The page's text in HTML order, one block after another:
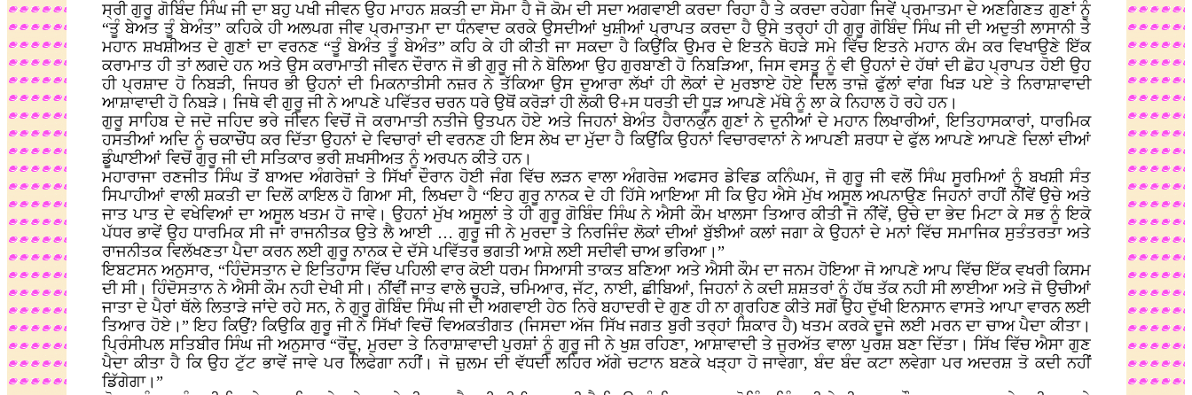
ਸ੍ਰੀ ਗੁਰੂ ਗੋਬਿੰਦ ਸਿੰਘ ਜੀ ਦਾ ਬਹੁ ਪਖੀ ਜੀਵਨ ਉਹ ਮਾਹਨ ਸ਼ਕਤੀ ਦਾ ਸੋਮਾ ਹੈ ਜੋ ਕੋਮ ਦੀ ਸਦਾ ਅਗਵਾਈ ਕਰਦਾ ਰਿਹਾ ਹੈ ਤੇ ਕਰਦਾ ਰਹੇਗਾ ਜਿਵੇਂ ਪ੍ਰਮਾਤਮਾ ਦੇ ਅਣਗਿਣਤ ਗੁਣਾਂ ਨੂੰ
“ਤੂੰ ਬੇਅਤ ਤੂੰ ਬੇਅੰਤ” ਕਹਿਕੇ ਹੀ ਅਲਪਗ ਜੀਵ ਪ੍ਰਮਾਤਮਾ ਦਾ ਧੰਨਵਾਦ ਕਰਕੇ ਉਸਦੀਆਂ ਖੁਸ਼ੀਆਂ ਪ੍ਰਾਪਤ ਕਰਦਾ ਹੈ ਉਸੇ ਤਰ੍ਹਾਂ ਹੀ ਗੁਰੂ ਗੋਬਿੰਦ ਸਿੰਘ ਜੀ ਦੀ ਅਦੁਤੀ ਲਾਸਾਨੀ ਤੇ
ਮਹਾਨ ਸ਼ਖਸ਼ੀਅਤ ਦੇ ਗੁਣਾਂ ਦਾ ਵਰਨਣ “ਤੂੰ ਬੇਅੰਤ ਤੂੰ ਬੇਅੰਤ” ਕਹਿ ਕੇ ਹੀ ਕੀਤੀ ਜਾ ਸਕਦਾ ਹੈ ਕਿਉਂਕਿ ਉਮਰ ਦੇ ਇਤਨੇ ਥੋਹੜੇ ਸਮੇ ਵਿੱਚ ਇਤਨੇ ਮਹਾਨ ਕੰਮ ਕਰ ਵਿਖਾਉਣੇ ਇੱਕ
ਕਰਾਮਾਤ ਹੀ ਤਾਂ ਲਗਦੇ ਹਨ ਅਤੇ ਉਸ ਕਰਾਮਾਤੀ ਜੀਵਨ ਦੌਰਾਨ ਜੋ ਭੀ ਗੁਰੂ ਜੀ ਨੇ ਬੋਲਿਆ ਉਹ ਗੁਰਬਾਣੀ ਹੋ ਨਿਬੜਿਆ, ਜਿਸ ਵਸਤੂ ਨੂੰ ਵੀ ਉਹਨਾਂ ਦੇ ਹੱਥਾਂ ਦੀ ਛੋਹ ਪ੍ਰਾਪਤ ਹੋਈ ਉਹ
ਹੀ ਪ੍ਰਸ਼ਾਦ ਹੋ ਨਿਬੜੀ, ਜਿਧਰ ਭੀ ਉਹਨਾਂ ਦੀ ਮਿਕਨਾਤੀਸੀ ਨਜ਼ਰ ਨੇ ਤੱਕਿਆ ਉਸ ਦੁਆਰਾ ਲੱਖਾਂ ਹੀ ਲੋਕਾਂ ਦੇ ਮੁਰਝਾਏ ਹੋਏ ਦਿਲ ਤਾਜ਼ੇ ਫੁੱਲਾਂ ਵਾਂਗ ਖਿੜ ਪਏ ਤੇ ਨਿਰਾਸ਼ਾਵਾਦੀ
ਆਸ਼ਾਵਾਦੀ ਹੋ ਨਿਬੜੇ। ਜਿਥੇ ਵੀ ਗੁਰੂ ਜੀ ਨੇ ਆਪਣੇ ਪਵਿੱਤਰ ਚਰਨ ਧਰੇ ਉਥੋਂ ਕਰੋੜਾਂ ਹੀ ਲੋਕੀ ੳ+ਸ ਧਰਤੀ ਦੀ ਧੂੜ ਆਪਣੇ ਮੱਥੇ ਨੂੰ ਲਾ ਕੇ ਨਿਹਾਲ ਹੋ ਰਹੇ ਹਨ।
ਗੁਰੂ ਸਾਹਿਬ ਦੇ ਜਦੋ ਜਹਿਦ ਭਰੇ ਜੀਵਨ ਵਿਚੋਂ ਜੋ ਕਰਾਮਾਤੀ ਨਤੀਜੇ ਉਤਪਨ ਹੋਏ ਅਤੇ ਜਿਹਨਾਂ ਬੇਅੰਤ ਹੈਰਾਨਕੁੰਨ ਗੁਣਾਂ ਨੇ ਦੁਨੀਆਂ ਦੇ ਮਹਾਨ ਲਿਖਾਰੀਆਂ, ਇਤਿਹਾਸਕਾਰਾਂ, ਧਾਰਮਿਕ
ਹਸਤੀਆਂ ਅਦਿ ਨੂੰ ਚਕਾਚੌਂਧ ਕਰ ਦਿੱਤਾ ਉਹਨਾਂ ਦੇ ਵਿਚਾਰਾਂ ਦੀ ਵਰਨਣ ਹੀ ਇਸ ਲੇਖ ਦਾ ਮੁੱਦਾ ਹੈ ਕਿਉਂਕਿ ਉਹਨਾਂ ਵਿਚਾਰਵਾਨਾਂ ਨੇ ਆਪਣੀ ਸ਼ਰਧਾ ਦੇ ਫੁੱਲ ਆਪਣੇ ਆਪਣੇ ਦਿਲਾਂ ਦੀਆਂ
ਡੂੰਘਾਈਆਂ ਵਿਚੋਂ ਗੁਰੂ ਜੀ ਦੀ ਸਤਿਕਾਰ ਭਰੀ ਸ਼ਖਸੀਅਤ ਨੂੰ ਅਰਪਨ ਕੀਤੇ ਹਨ।
ਮਹਾਰਾਜਾ ਰਣਜੀਤ ਸਿੰਘ ਤੋਂ ਬਾਅਦ ਅੰਗਰੇਜ਼ਾਂ ਤੇ ਸਿੱਖਾਂ ਦੌਰਾਨ ਹੋਈ ਜੰਗ ਵਿੱਚ ਲੜਨ ਵਾਲਾ ਅੰਗਰੇਜ਼ ਅਫਸਰ ਡੇਵਿਡ ਕਨਿੰਘਮ, ਜੋ ਗੁਰੂ ਜੀ ਵਲੋਂ ਸਿੰਘ ਸੂਰਮਿਆਂ ਨੂੰ ਬਖਸ਼ੀ ਸੰਤ
ਸਿਪਾਹੀਆਂ ਵਾਲੀ ਸ਼ਕਤੀ ਦਾ ਦਿਲੋਂ ਕਾਇਲ ਹੋ ਗਿਆ ਸੀ, ਲਿਖਦਾ ਹੈ “ਇਹ ਗੁਰੂ ਨਾਨਕ ਦੇ ਹੀ ਹਿੱਸੇ ਆਇਆ ਸੀ ਕਿ ਉਹ ਐਸੇ ਮੁੱਖ ਅਸੂਲ ਅਪਨਾਉਣ ਜਿਹਨਾਂ ਰਾਹੀਂ ਨੀਂਵੇਂ ਉਚੇ ਅਤੇ
ਜਾਤ ਪਾਤ ਦੇ ਵਖੇਵਿਆਂ ਦਾ ਅਸੂਲ ਖਤਮ ਹੋ ਜਾਵੇ। ਉਹਨਾਂ ਮੁੱਖ ਅਸੂਲਾਂ ਤੇ ਹੀ ਗੁਰੂ ਗੋਬਿੰਦ ਸਿੰਘ ਨੇ ਐਸੀ ਕੌਮ ਖਾਲਸਾ ਤਿਆਰ ਕੀਤੀ ਜੋ ਨੀਂਵੇਂ, ਉਚੇ ਦਾ ਭੇਦ ਮਿਟਾ ਕੇ ਸਭ ਨੂੰ ਇਕੋ
ਪੱਧਰ ਭਾਵੇਂ ਉਹ ਧਾਰਮਿਕ ਸੀ ਜਾਂ ਰਾਜਨੀਤਕ ਉਤੇ ਲੈ ਆਈ … ਗੁਰੂ ਜੀ ਨੇ ਮੁਰਦਾ ਤੇ ਨਿਰਜਿੰਦ ਲੋਕਾਂ ਦੀਆਂ ਬੁੱਝੀਆਂ ਕਲਾਂ ਜਗਾ ਕੇ ਉਹਨਾਂ ਦੇ ਮਨਾਂ ਵਿੱਚ ਸਮਾਜਿਕ ਸੁਤੰਤਰਤਾ ਅਤੇ
ਰਾਜਨੀਤਕ ਵਿਲੱਖਣਤਾ ਪੈਦਾ ਕਰਨ ਲਈ ਗੁਰੂ ਨਾਨਕ ਦੇ ਦੱਸੇ ਪਵਿੱਤਰ ਭਗਤੀ ਆਸ਼ੇ ਲਈ ਸਦੀਵੀ ਚਾਅ ਭਰਿਆ।”
ਇਬਟਸਨ ਅਨੁਸਾਰ, “ਹਿੰਦੋਸਤਾਨ ਦੇ ਇਤਿਹਾਸ ਵਿੱਚ ਪਹਿਲੀ ਵਾਰ ਕੋਈ ਧਰਮ ਸਿਆਸੀ ਤਾਕਤ ਬਣਿਆ ਅਤੇ ਐਸੀ ਕੌਮ ਦਾ ਜਨਮ ਹੋਇਆ ਜੋ ਆਪਣੇ ਆਪ ਵਿੱਚ ਇੱਕ ਵਖਰੀ ਕਿਸਮ
ਦੀ ਸੀ। ਹਿੰਦੋਸਤਾਨ ਨੇ ਐਸੀ ਕੌਮ ਨਹੀ ਦੇਖੀ ਸੀ। ਨੀਂਵੀਂ ਜਾਤ ਵਾਲੇ ਚੂਹੜੇ, ਚਮਿਆਰ, ਜੱਟ, ਨਾਈ, ਛੀਬਿਆਂ, ਜਿਹਨਾਂ ਨੇ ਕਦੀ ਸ਼ਸ਼ਤਰਾਂ ਨੂੰ ਹੱਥ ਤੱਕ ਨਹੀ ਸੀ ਲਾਈਆ ਅਤੇ ਜੋ ਉਚੀਆਂ
ਜਾਤਾ ਦੇ ਪੈਰਾਂ ਥੱਲੇ ਲਿਤਾੜੇ ਜਾਂਦੇ ਰਹੇ ਸਨ, ਨੇ ਗੁਰੂ ਗੋਬਿੰਦ ਸਿੰਘ ਜੀ ਦੀ ਅਗਵਾਈ ਹੇਠ ਨਿਰੇ ਬਹਾਦਰੀ ਦੇ ਗੁਣ ਹੀ ਨਾ ਗ੍ਰਹਿਣ ਕੀਤੇ ਸਗੋਂ ਉਹ ਦੁੱਖੀ ਇਨਸਾਨ ਵਾਸਤੇ ਆਪਾ ਵਾਰਨ ਲਈ
ਤਿਆਰ ਹੋਏ।” ਇਹ ਕਿਉਂ? ਕਿਉਕਿ ਗੁਰੂ ਜੀ ਨੇ ਸਿੱਖਾਂ ਵਿਚੋਂ ਵਿਅਕਤੀਗਤ (ਜਿਸਦਾ ਅੱਜ ਸਿੱਖ ਜਗਤ ਬੁਰੀ ਤਰ੍ਹਾਂ ਸ਼ਿਕਾਰ ਹੈ) ਖਤਮ ਕਰਕੇ ਦੂਜੇ ਲਈ ਮਰਨ ਦਾ ਚਾਅ ਪੈਦਾ ਕੀਤਾ।
ਪ੍ਰਿੰਸੀਪਲ ਸਤਿਬੀਰ ਸਿੰਘ ਜੀ ਅਨੁਸਾਰ “ਰੋਂਦੂ, ਮੁਰਦਾ ਤੇ ਨਿਰਾਸ਼ਾਵਾਦੀ ਪੁਰਸ਼ਾਂ ਨੂੰ ਗੁਰੂ ਜੀ ਨੇ ਖੁਸ਼ ਰਹਿਣਾ, ਆਸ਼ਾਵਾਦੀ ਤੇ ਜੁਰਅੱਤ ਵਾਲਾ ਪੁਰਸ਼ ਬਣਾ ਦਿੱਤਾ। ਸਿੱਖ ਵਿੱਚ ਐਸਾ ਗੁਣ
ਪੈਦਾ ਕੀਤਾ ਹੈ ਕਿ ਉਹ ਟੁੱਟ ਭਾਵੇਂ ਜਾਵੇ ਪਰ ਲਿਫੇਗਾ ਨਹੀਂ। ਜੋ ਜ਼ੁਲਮ ਦੀ ਵੱਧਦੀ ਲਹਿਰ ਅੱਗੇ ਚਟਾਨ ਬਣਕੇ ਖੜ੍ਹਾ ਹੋ ਜਾਵੇਗਾ, ਬੰਦ ਬੰਦ ਕਟਾ ਲਵੇਗਾ ਪਰ ਅਦਰਸ਼ ਤੋ ਕਦੀ ਨਹੀਂ
ਡਿੱਗੇਗਾ।”